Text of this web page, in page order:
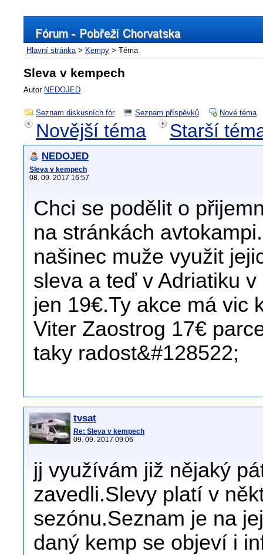
Hlavní stránka> Kempy > Téma
Sleva v kempech
Autor NEDOJED
Seznam diskusních fór Seznam příspěvků Nové téma
Novější téma Starší
NEDOJED
Sleva v kempech
08. 09. 2017 16:57
Chci se podělit o
na stránkách
našinec muže využit
sleva a teď v Adriatiku
jen 19€.Ty akce má vic
Viter Zaostrog 17€
taky radost&#128522;
tvsat
Re: Sleva v kempech
09. 09. 2017 09:06
jj využívám již nějaký
zavedli.Slevy platí v
sezónu.Seznam je na
daný kemp se objeví i